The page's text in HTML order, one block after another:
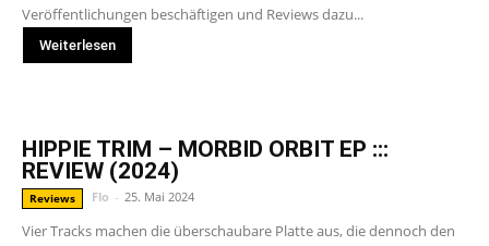
Veröffentlichungen beschäftigen und Reviews dazu...
Weiterlesen
HIPPIE TRIM – MORBID ORBIT EP :::
REVIEW (2024)
Reviews Flo - 25. Mai 2024
Vier Tracks machen die überschaubare Platte aus, die dennoch den